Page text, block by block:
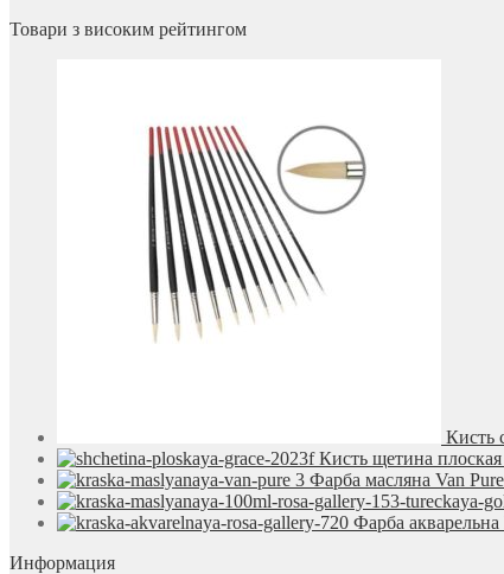
Товари з високим рейтингом
Кисть
Кисть щетина
Фарба масляна Van
Фарба
Информация